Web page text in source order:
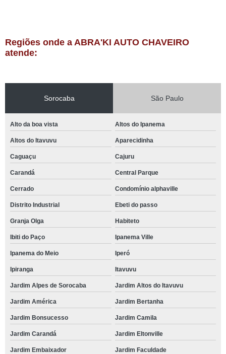
Regiões onde a ABRA'KI AUTO CHAVEIRO
atende:
Sorocaba São Paulo
Alto da boa vista Altos do Ipanema
Altos do Itavuvu Aparecidinha
Caguaçu Cajuru
Carandá Central Parque
Cerrado Condomínio alphaville
Distrito Industrial Ebeti do passo
Granja Olga Habiteto
Ibiti do Paço Ipanema Ville
Ipanema do Meio Iperó
Ipiranga Itavuvu
Jardim Alpes de Sorocaba Jardim Altos do Itavuvu
Jardim América Jardim Bertanha
Jardim Bonsucesso Jardim Camila
Jardim Carandá Jardim Eltonville
Jardim Embaixador Jardim Faculdade